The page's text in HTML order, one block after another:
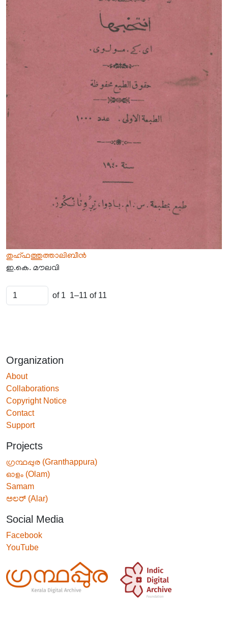
തുഹ്‌ഫത്തുത്താലിബീൻ
ഇ.കെ. മൗലവി
of 1 1–11 of 11
Organization
About
Collaborations
Copyright Notice
Contact
Support
Projects
ഗ്രന്ഥപ്പുര (Granthappura)
ഓളം (Olam)
Samam
ಅಲರ್ (Alar)
Social Media
Facebook
YouTube